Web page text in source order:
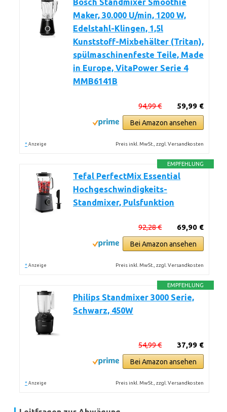
Bosch Standmixer Smoothie
Maker, 30.000 U/min, 1200 W,
Edelstahl-Klingen, 1,5l
Kunststoff-Mixbehälter (Tritan),
spülmaschinenfeste Teile, Made
in Europe, VitaPower Serie 4
MMB6141B
59,99 €
94,99 €
Bei Amazon ansehen
* Anzeige Preis inkl. MwSt., zzgl. Versandkosten
EMPFEHLUNG
Tefal PerfectMix Essential
Hochgeschwindigkeits-
Standmixer, Pulsfunktion
69,90 €
92,28 €
Bei Amazon ansehen
* Anzeige Preis inkl. MwSt., zzgl. Versandkosten
EMPFEHLUNG
Philips Standmixer 3000 Serie,
Schwarz, 450W
37,99 €
54,99 €
Bei Amazon ansehen
* Anzeige Preis inkl. MwSt., zzgl. Versandkosten